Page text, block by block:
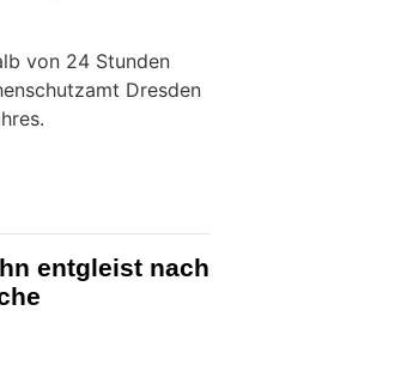
von 24 Stunden
Dresden
entgleist nach